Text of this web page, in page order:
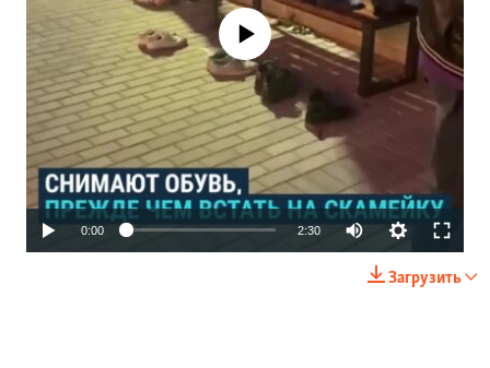
No media source currently available
0:00 2:30 Auto
240p
Загрузить